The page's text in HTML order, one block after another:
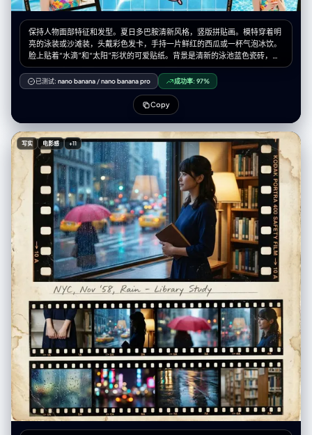
保持人物面部特征和发型。夏日多巴胺清新风格，竖版拼贴画。模特穿着明
亮的泳装或沙滩装，头戴彩色发卡，手持一片鲜红的西瓜或一杯气泡冰饮。
脸上贴着“水滴”和“太阳”形状的可爱贴纸。背景是清新的泳池蓝色瓷砖，带
有波光粼粼的水面效果。手绘涂鸦包括游泳圈、棕榈树和太阳眼镜。周围环
绕着几张胶卷底片边框的照片。阳光明媚的自然光，高清晰度，清爽活力
感。
已测试: nano banana /nano banana pro 成功率: 97%
Copy
写实 电影感 +11